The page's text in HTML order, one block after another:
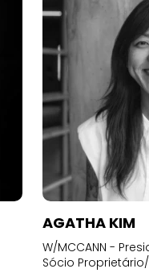
AGATHA KIM
W/MCCANN -
Sócio